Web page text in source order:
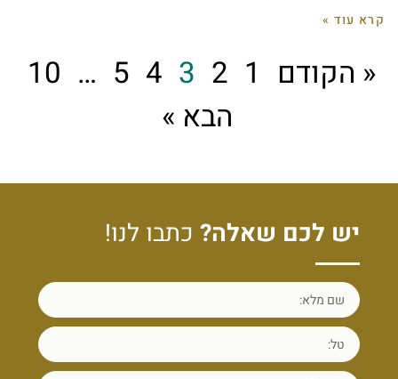
קרא עוד »
« הקודם 1
2
3
4
5
…
10
הבא »
יש לכם שאלה? כתבו לנו!